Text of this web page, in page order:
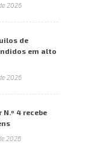
2026
de
em alto
2026
4 recebe
2026